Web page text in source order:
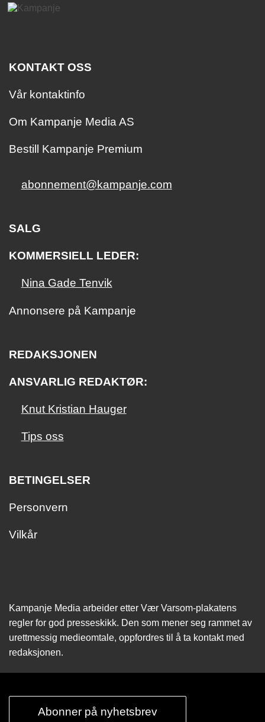
KONTAKT OSS
Vår kontaktinfo
Om Kampanje Media AS
Bestill Kampanje Premium
abonnement@kampanje.com
SALG
KOMMERSIELL LEDER:
Nina Gade Tenvik
Annonsere på Kampanje
REDAKSJONEN
ANSVARLIG REDAKTØR:
Knut Kristian Hauger
Tips oss
BETINGELSER
Personvern
Vilkår
Kampanje Media arbeider etter Vær Varsom-plakatens
regler for god presseskikk. Den som mener seg rammet av
urettmessig medie­omtale, oppfordres til å ta kontakt med
redaksjonen.
Abonner på nyhetsbrev